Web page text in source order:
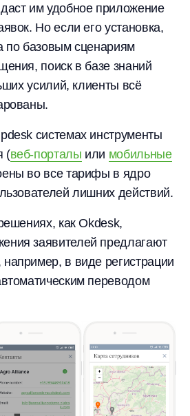
им удобное приложение
Но если его установка,
по базовым сценариям
поиск в базе знаний
усилий, клиенты всё
системах инструменты
(веб-порталы или мобильные
во все тарифы в ядро
лишних действий.
как Okdesk,
заявителей предлагают
в виде регистрации
переводом